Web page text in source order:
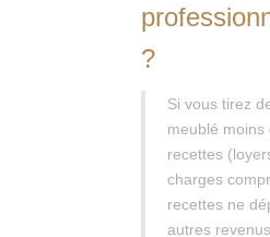
?
Si vous tirez
meublé moins
recettes
charges
recettes ne
autres